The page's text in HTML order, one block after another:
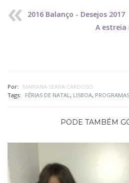
2016 Balanço - Desejos 2017
A estreia
Por:
MARIANA SEARA CARDOSO
Tags:
FÉRIAS DE NATAL , LISBOA,
PODE TAMBÉM